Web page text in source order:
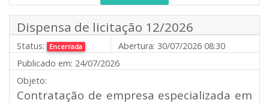
Dispensa de licitação 12/2026
Status: Encerrada Abertura: 30/07/2026 08:30
Publicado em: 24/07/2026
Objeto:
Contratação de empresa especializada em